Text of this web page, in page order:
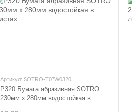
Артикул: SOTRO-T07W0320
P320 Бумага абразивная SOTRO
230мм x 280мм водостойкая в